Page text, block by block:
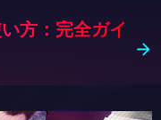
方：完全ガイ